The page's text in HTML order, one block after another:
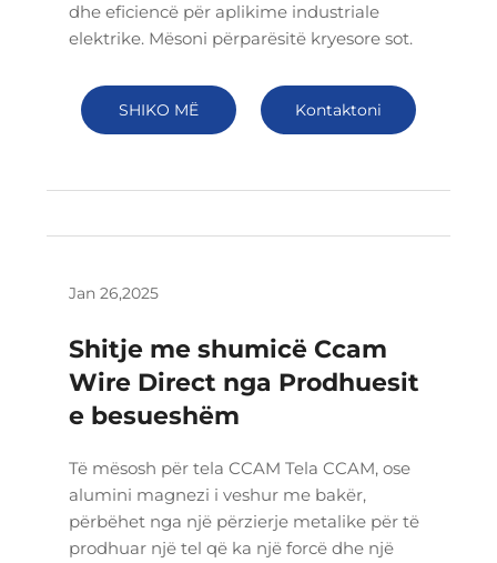
dhe eficiencë për aplikime industriale
elektrike. Mësoni përparësitë kryesore sot.
SHIKO MË Kontaktoni
Jan 26,2025
Shitje me shumicë Ccam
Wire Direct nga Prodhuesit
e besueshëm
Të mësosh për tela CCAM Tela CCAM, ose
alumini magnezi i veshur me bakër,
përbëhet nga një përzierje metalike për të
prodhuar një tel që ka një forcë dhe një